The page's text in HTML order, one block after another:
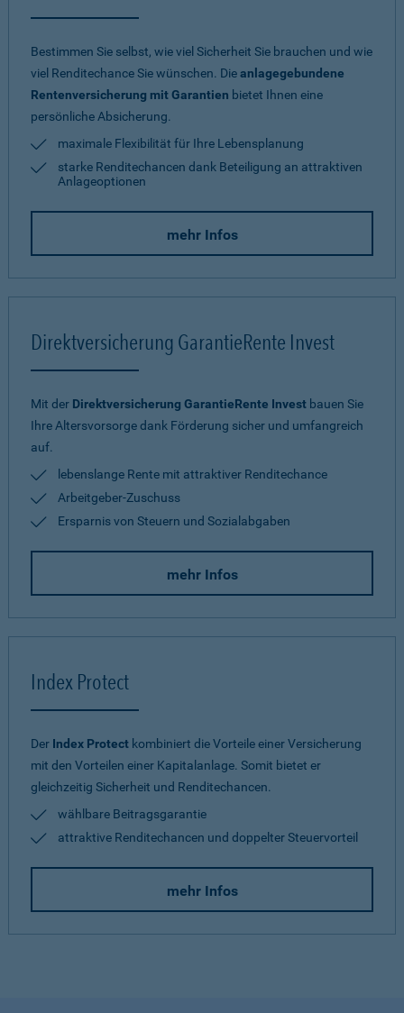
Bestimmen Sie selbst, wie viel Sicherheit Sie brauchen und wie
viel Renditechance Sie wünschen. Dieanlagegebundene
Rentenversicherung mit Garantien bietet Ihnen eine
persönliche Absicherung.
maximale Flexibilität für Ihre Lebensplanung
starke Renditechancen dank Beteiligung an attraktiven
Anlageoptionen
mehr Infos
Direktversicherung GarantieRente Invest
Mit der Direktversicherung GarantieRente Invest bauen Sie
Ihre Altersvorsorge dank Förderung sicher und umfangreich
auf.
lebenslange Rente mit attraktiver Renditechance
Arbeitgeber-Zuschuss
Ersparnis von Steuern und Sozialabgaben
mehr Infos
Index Protect
Der Index Protect kombiniert die Vorteile einer Versicherung
mit den Vorteilen einer Kapitalanlage. Somit bietet er
gleichzeitig Sicherheit und Renditechancen.
wählbare Beitragsgarantie
attraktive Renditechancen und doppelter Steuervorteil
mehr Infos